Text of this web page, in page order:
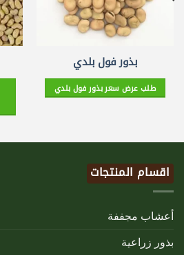
بذور فول بلدي
طلب عرض سعر بذور فول بلدي
اقسام المنتجات
أعشاب مجففة
بذور زراعية